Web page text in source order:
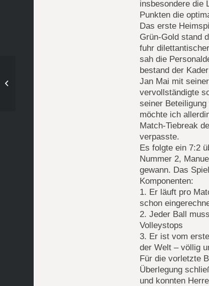
insbesondere die
Punkten die
Das erste
Grün-Gold stand
fuhr
sah die
bestand der
Jan Mai mit
vervollständigte
seiner
möchte ich
Match-Tiebreak
verpasste.
Es folgte ein 7:2
Nummer 2,
gewann. Das
Komponenten:
1. Er läuft pro
schon
2. Jeder Ball
Volleystops
3. Er ist vom
der Welt – völlig
Für die vorletzte
Überlegung
und konnten